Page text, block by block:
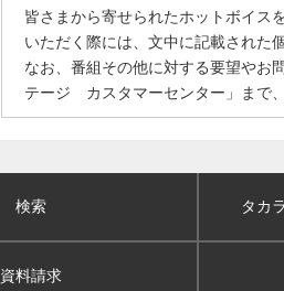
皆さまから寄せられたホットボイス
いただく際には、文中に記載された
なお、番組その他に対する要望やお
テージ カスタマーセンター」まで
検索 タカ
資料請求